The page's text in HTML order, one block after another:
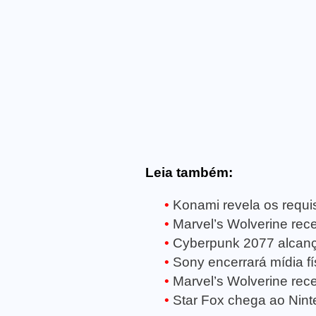
Leia também:
Konami revela os
Marvel’s Wolverine
Cyberpunk 2077
Sony encerrará mídia
Marvel’s Wolverine
Star Fox chega ao